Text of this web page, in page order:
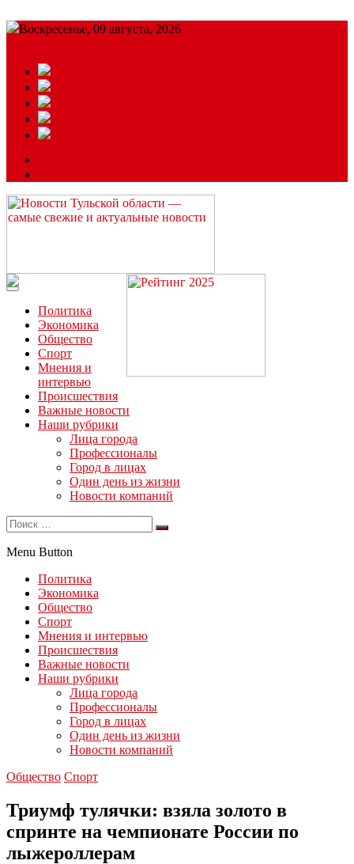
Воскресенье, 09 августа, 2026
Читайте последние новости дня в Тульской области на сайте
“ЗаНовомосковск”
Политика
Экономика
Общество
Спорт
Мнения и
интервью
Происшествия
Важные новости
Наши рубрики
Лица города
Профессионалы
Город в лицах
Один день из жизни
Новости компаний
Menu Button
Политика
Экономика
Общество
Спорт
Мнения и интервью
Происшествия
Важные новости
Наши рубрики
Лица города
Профессионалы
Город в лицах
Один день из жизни
Новости компаний
Общество Спорт
Триумф тулячки: взяла золото в
спринте на чемпионате России по
лыжероллерам